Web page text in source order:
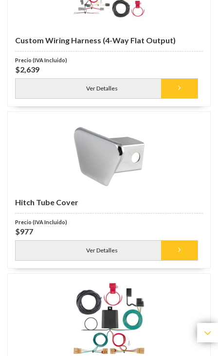
Custom Wiring Harness (4-Way Flat Output)
$2,639
Ver Detalles
Hitch Tube Cover
$977
Ver Detalles